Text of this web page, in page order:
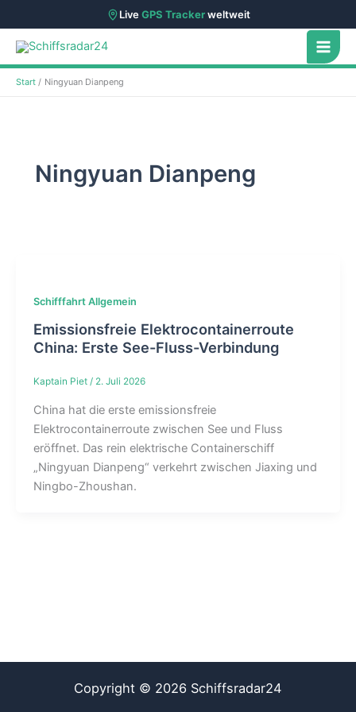
LiveGPS Trackerweltweit
Zum
Inhalt
springen
Start Ningyuan Dianpeng
Ningyuan Dianpeng
Schifffahrt Allgemein
Emissionsfreie Elektrocontainerroute
China: Erste See-Fluss-Verbindung
Kaptain Piet / 2. Juli 2026
China hat die erste emissionsfreie
Elektrocontainerroute zwischen See und Fluss
eröffnet. Das rein elektrische Containerschiff
„Ningyuan Dianpeng“ verkehrt zwischen Jiaxing und
Ningbo-Zhoushan.
Copyright © 2026 Schiffsradar24